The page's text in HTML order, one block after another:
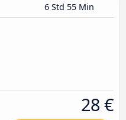
6 Std 55 Min
28 €